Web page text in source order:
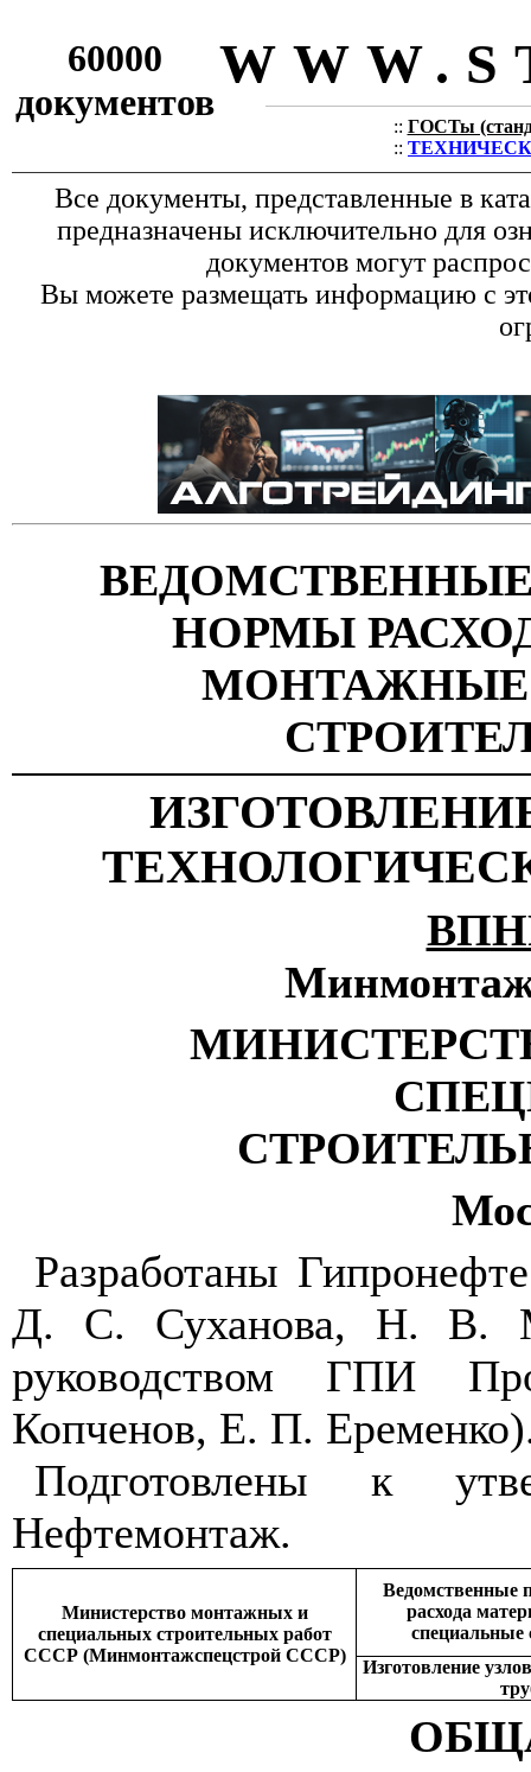
60000
документов
:: ГОСТы
::
Все документы, представленные в
предназначены исключительно для
документов могут
Вы можете размещать информацию с
НОРМЫ
МОНТАЖНЫЕ
Разработаны
Д. С. Суханова, Н. В.
руководством ГПИ
Копченов, Е. П.
Подготовлены к
Нефтемонтаж.
Министерство монтажных и
специальных строительных работ
СССР (Минмонтажспецстрой СССР)
Ведомственные
расхода
специальные
Изготовление